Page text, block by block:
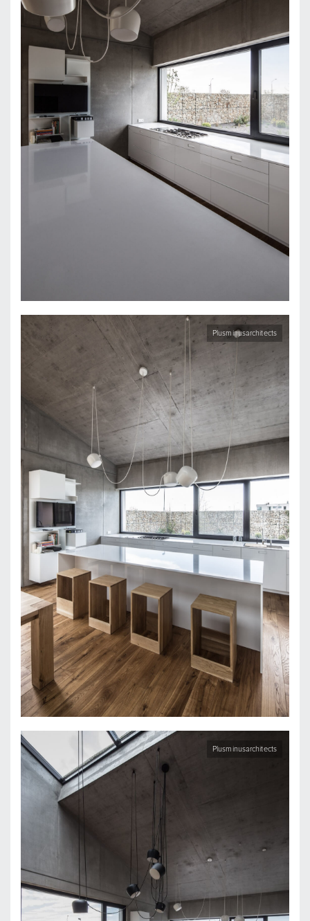
Plusminusarchitects
Plusminusarchitects